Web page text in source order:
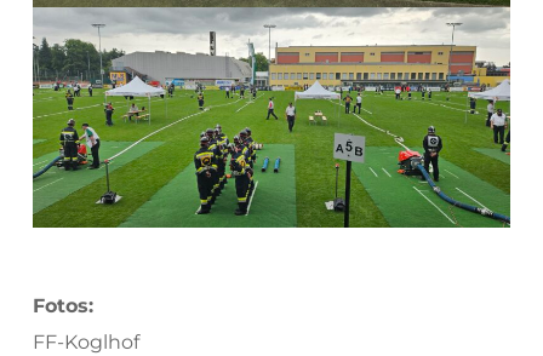
Fotos:
FF-Koglhof